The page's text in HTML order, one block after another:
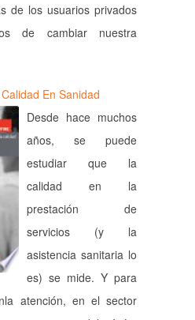
de los usuarios privados
de cambiar nuestra
En Sanidad
Desde hace muchos
años, se puede
estudiar que la
calidad en la
prestación de
servicios (y la
asistencia sanitaria lo
es) se mide. Y para
atención, en el sector